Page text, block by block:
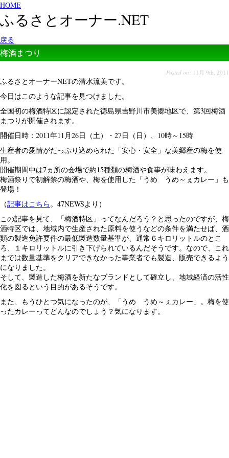
HOME
ふるさとオーナー.NET
戻る
梅酒まつり
Posted on: 11月 9th, 2011
ふるさとオーナーNETの清水流美です。
今日はこのような記事を見つけました。
全国初の梅酒特区に認定された徳島県吉野川市美郷地区で、第3回梅酒
まつりが開催されます。
開催日時：2011年11月26日（土）・27日（日）、10時～15時
生産者の愛情がたっぷり込められた「安心・安全」な美郷産の梅を使
用。
開催期間中は7ヵ所の会場で約15種類の梅酒や食事が味わえます。
梅酒祭りで初解禁の梅酒や、梅を使用した「うめ うめ～ぇカレー」も
登場！
（記事はこちら。47NEWSより）
この記事を見て、「梅酒特区」ってなんだろう？と思ったのですが、梅
酒特区では、地域内で生産された原料を使うなどの条件を満たせば、酒
類の製造免許要件の最低製造数量基準が、通常６キロリットルのとこ
ろ、１キロリットルに引き下げられているんだそうです。なので、これ
までは数量基準をクリアできなかった事業者でも製造、販売できるよう
になりました。
そして、製造した梅酒を新たなブランドとして確立し、地域経済の活性
化を図るという目的があるそうです。
また、もうひとつ気になったのが、「うめ うめ～ぇカレー」。梅を使
ったカレーってどんなのでしょう？気になります。